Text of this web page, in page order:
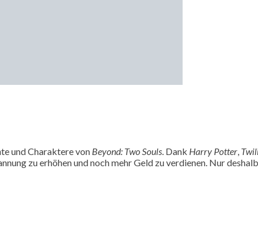
und Charaktere von Beyond: Two Souls . Dank Harry Potter
zu erhöhenund noch mehr Geld zu verdienen. Nur